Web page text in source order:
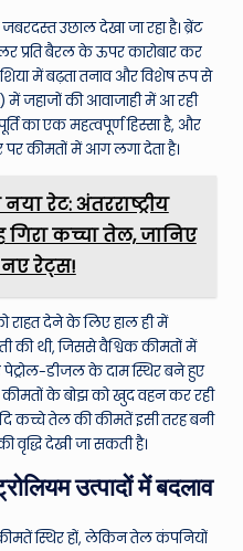
उछाल देखा जा रहा है। ब्रेंट
प्रति बैरल के ऊपर कारोबार कर
में बढ़ता तनाव और विशेष रूप से
में जहाजों की आवाजाही में आ रही
का एक महत्वपूर्ण हिस्सा है, और
पर कीमतों में आग लगा देता है।
रेट: अंतरराष्ट्रीय
कच्चा तेल, जानिए
रेट्स!
राहत देने के लिए हाल ही में
की थी, जिससे वैश्विक कीमतों में
पेट्रोल-डीजल के दाम स्थिर बने हुए
कीमतों के बोझ को खुद वहन कर रही
कच्चे तेल की कीमतें इसी तरह बनी
वृद्धि देखी जा सकती है।
उत्पादों में बदलाव
स्थिर हों, लेकिन तेल कंपनियों